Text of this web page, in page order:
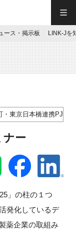
ース・掲示板 LINK-Jを
・東京日本橋連携PJ
ナー
」の柱の１つ
発化しているデ
薬企業の取組み